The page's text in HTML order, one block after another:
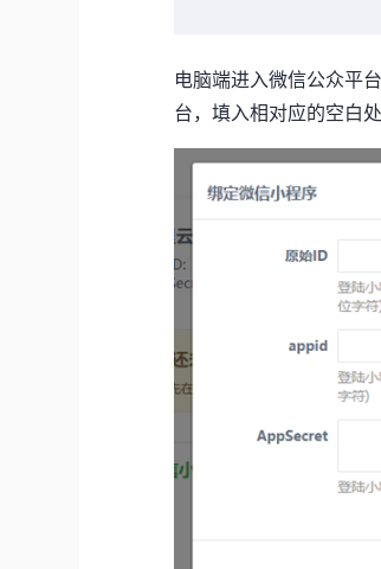
电脑端进入微信公众平
台，填入相对应的空白